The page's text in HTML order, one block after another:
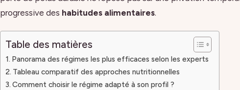
progressive des habitudes alimentaires.
Table des matières
Panorama des régimes les plus efficaces selon les experts
Tableau comparatif des approches nutritionnelles
Comment choisir le régime adapté à son profil ?